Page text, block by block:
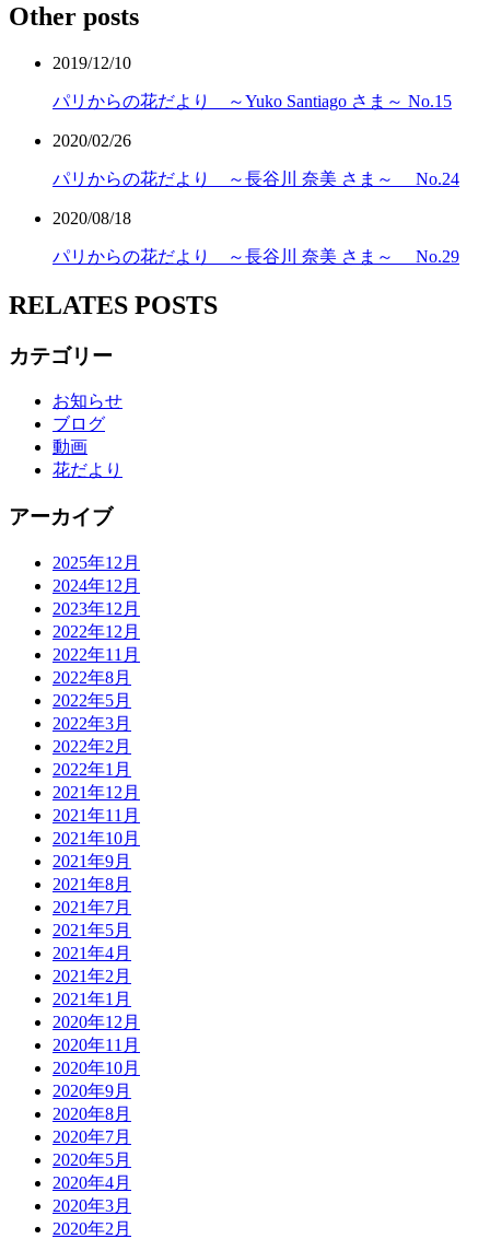
Other posts
2019/12/10
パリからの花だより ～Yuko Santiago さま～ No.15
2020/02/26
パリからの花だより ～長谷川 奈美 さま～ No.24
2020/08/18
パリからの花だより ～長谷川 奈美 さま～ No.29
RELATES POSTS
カテゴリー
お知らせ
ブログ
動画
花だより
アーカイブ
2025年12月
2024年12月
2023年12月
2022年12月
2022年11月
2022年8月
2022年5月
2022年3月
2022年2月
2022年1月
2021年12月
2021年11月
2021年10月
2021年9月
2021年8月
2021年7月
2021年5月
2021年4月
2021年2月
2021年1月
2020年12月
2020年11月
2020年10月
2020年9月
2020年8月
2020年7月
2020年5月
2020年4月
2020年3月
2020年2月